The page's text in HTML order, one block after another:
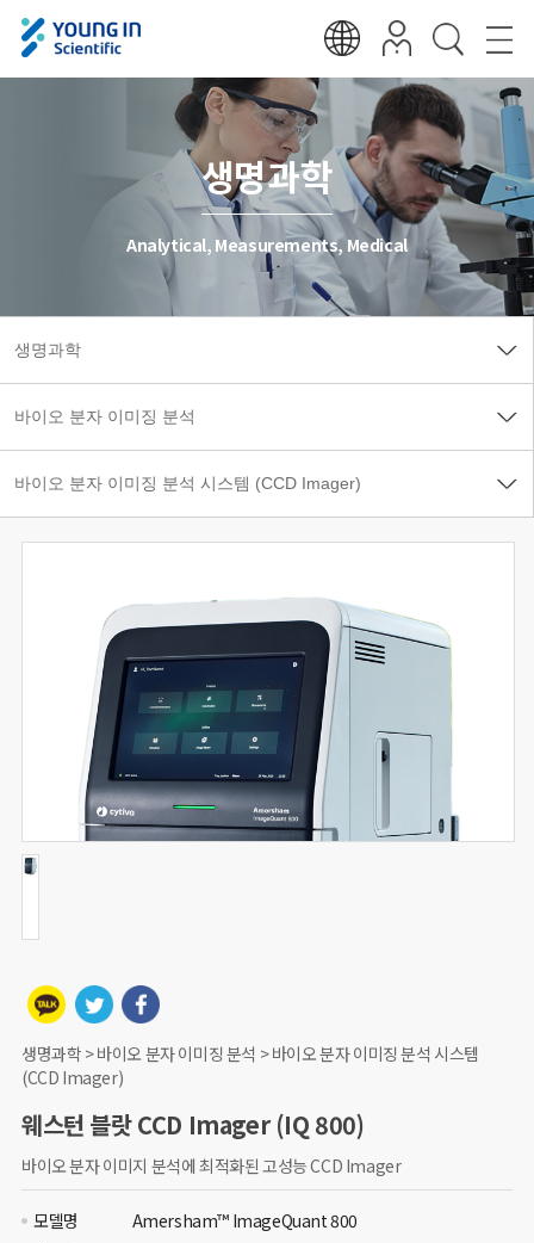
생명과학
Analytical, Measurements, Medical
생명과학 > 바이오 분자 이미징 분석 > 바이오 분자 이미징 분석 시스템
(CCD Imager)
웨스턴 블랏 CCD Imager (IQ 800)
바이오 분자 이미지 분석에 최적화된 고성능 CCD Imager
모델명
Amersham™ ImageQuant 800